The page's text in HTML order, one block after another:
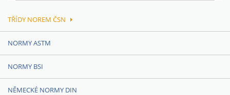
TŘÍDY NOREM ČSN
NORMY ASTM
NORMY BSI
NĚMECKÉ NORMY DIN